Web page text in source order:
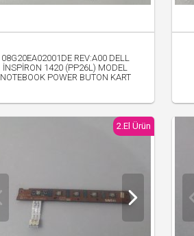
08G20EA02001DE REV:A00 DELL
İNSPİRON 1420 (PP26L) MODEL
NOTEBOOK POWER BUTON KART
2.El Ürün